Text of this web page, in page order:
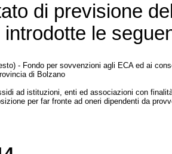
di previsione
introdotte le
- Fondo per sovvenzioni agli ECA ed ai
di Bolzano
ad istituzioni, enti ed associazioni con
per far fronte ad oneri dipendenti da